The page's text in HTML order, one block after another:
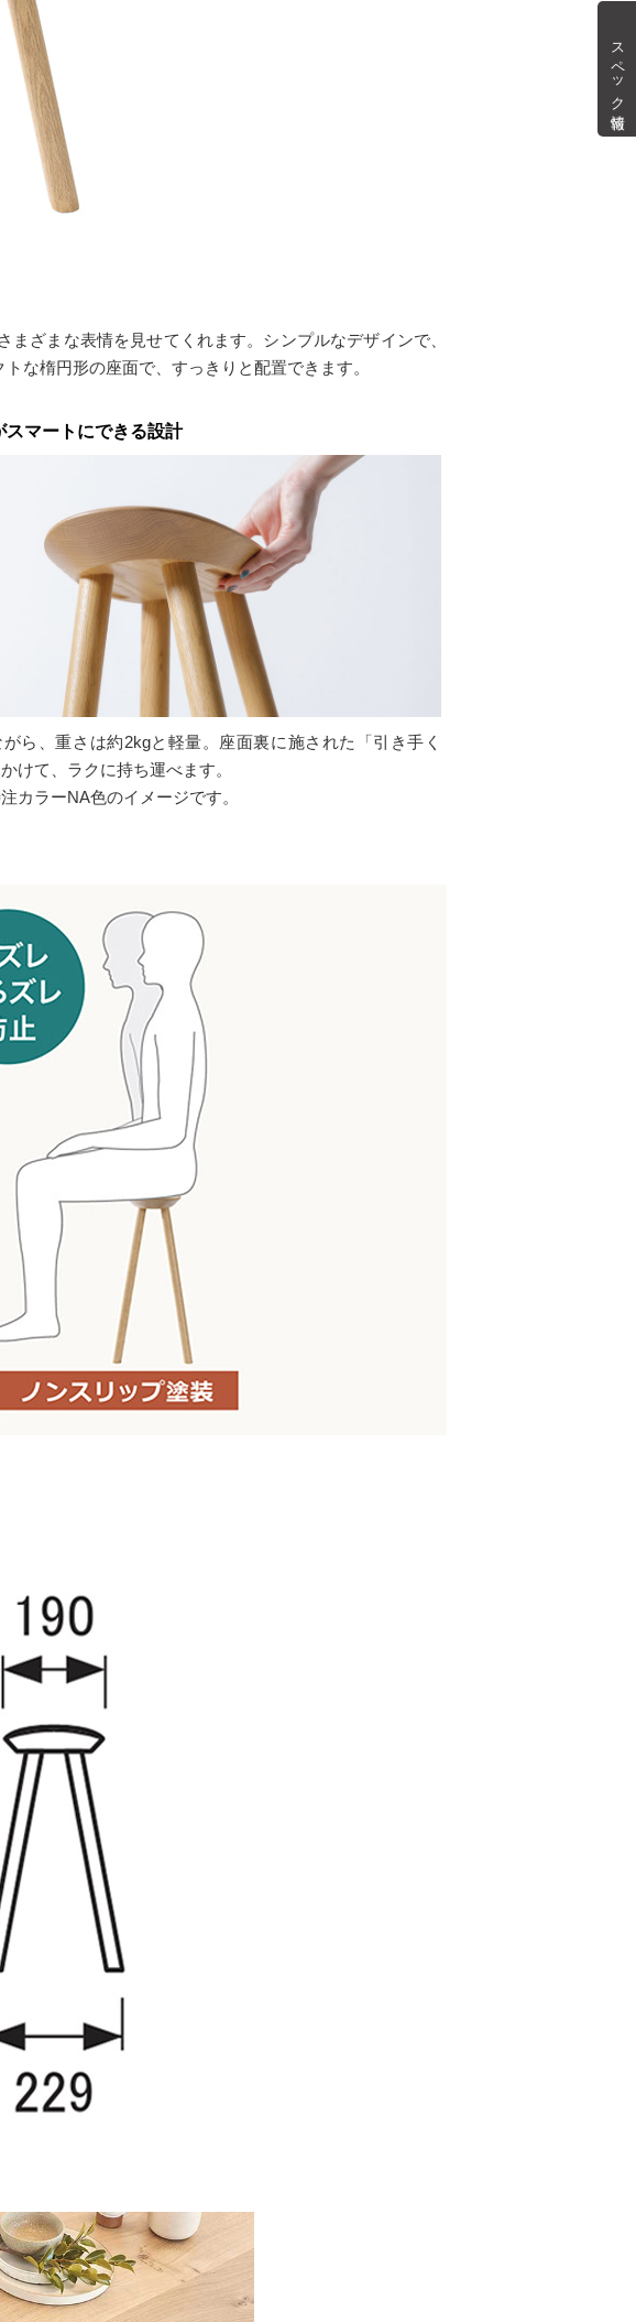
スペック情報
ざまな表情を見せてくれます。シンプルなデザインで、
な楕円形の座面で、すっきりと配置できます。
スマートにできる設計
ら、重さは約2kgと軽量。座面裏に施された「引き手く
けて、ラクに持ち運べます。
カラーNA色のイメージです。